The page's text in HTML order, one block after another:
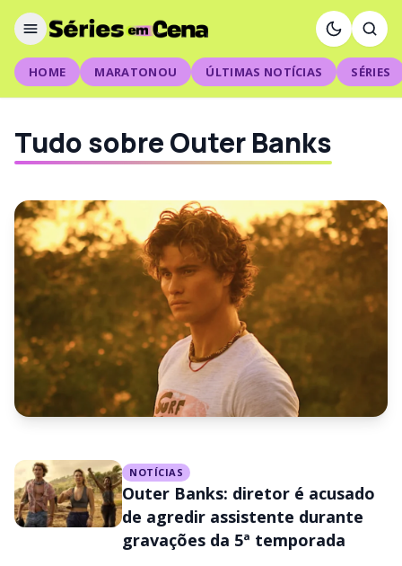
HOME MARATONOU ÚLTIMAS NOTÍCIAS SÉRIES
Tudo sobre Outer Banks
Outer Banks: Netflix confirma
estreia dos episódios finais da
série; veja o teaser
NOTÍCIAS
Outer Banks: diretor é acusado
de agredir assistente durante
gravações da 5ª temporada